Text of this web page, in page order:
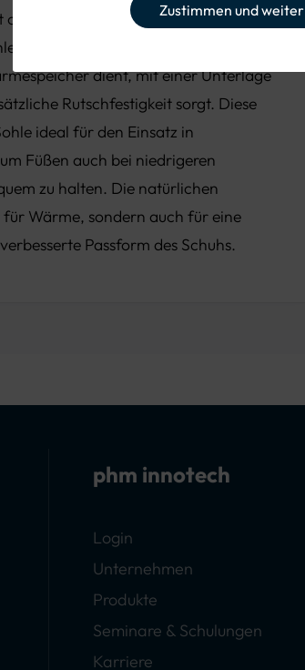
Zustimmen und weiter
optimalen Komfort und Wärme für
kombiniert eine Auflage aus 100%
dient, mit einer Unterlage
Rutschfestigkeit sorgt. Diese
ideal für den Einsatz in
Füßen auch bei niedrigeren
zu halten. Die natürlichen
Wärme, sondern auch für eine
Passform des Schuhs.
phm innotech
Login
Unternehmen
Produkte
Seminare & Schulungen
Karriere